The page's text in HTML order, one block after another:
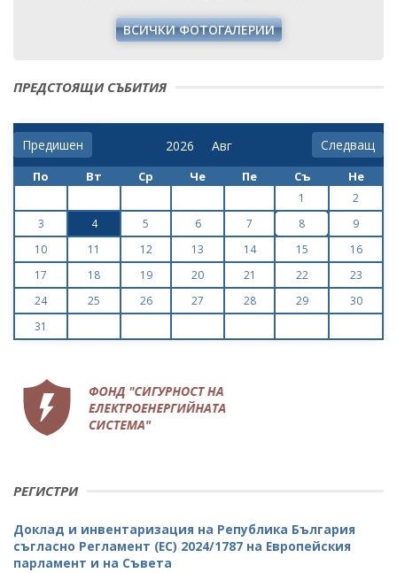
ВСИЧКИ ФОТОГАЛЕРИИ
ПРЕДСТОЯЩИ СЪБИТИЯ
Предишен Следващ
По Вт Ср Че Пе Съ Не
1
2
3
4 5 6 7 8
9
10
11 12 13 14 15
16
17
18 19 20 21 22
23
24
25 26 27 28 29
30
31
РЕГИСТРИ
Доклад и инвентаризация на Република България
съгласно Регламент (ЕС) 2024/1787 на Европейския
парламент и на Съвета